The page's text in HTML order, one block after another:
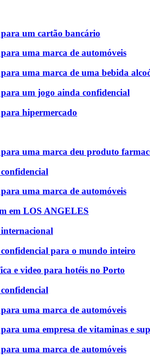
um cartão bancário
uma marca de automóveis
uma marca de uma bebida
um jogo ainda confidencial
hipermercado
uma marca deu produto
uma marca de automóveis
em LOS ANGELES
para o mundo inteiro
e video para hotéis no Porto
uma marca de automóveis
uma empresa de vitaminas e
uma marca de automóveis